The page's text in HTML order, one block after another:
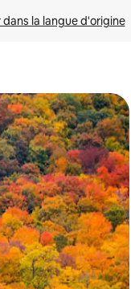
la langue d'origine